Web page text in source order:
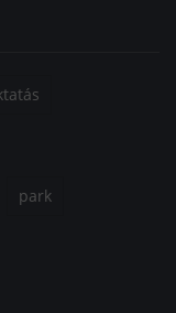
park